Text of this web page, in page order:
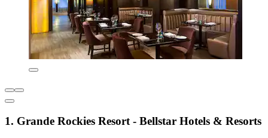
1. Grande Rockies Resort - Bellstar Hotels & Resorts